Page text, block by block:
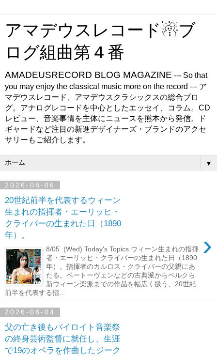
アマデウスレコード☃ブ
ログ組曲第４番
AMADEUSRECORD BLOG MAGAZINE --- So that
you may enjoy the classical music more on the record --- ア
マデウスレコード、アマデウスクラシックスの総合ブロ
グ。アナログレコードを中心としたエッセイ、コラム。CD
レビュー、音楽事情を主体にニュースを熊本から発信。ド
ギャードなど注目の新進デザイナーズ・ブランドのアクセ
サリーもご紹介します。
▼
2026-08-06
20世紀前半を代表するウィーン
生まれの指揮者・エーリッヒ・
クライバーの生まれた日（1890
年）。
›
8/05 (Wed) Today's Topics ウィーン生まれの指揮
者・エーリッヒ・クライバーの生まれた日（1890
年）。指揮者のカルロス・クライバーの父親にあ
たる。ベートーヴェンなどの古典派からベルクら
新ウィーン楽派までの作品を幅広く扱う、20世紀
前半を代表する指...
2026-08-04
父の亡き後もバイロイト音楽祭
の終身芸術監督に就任し、生涯
で19のオペラを作曲したジーク